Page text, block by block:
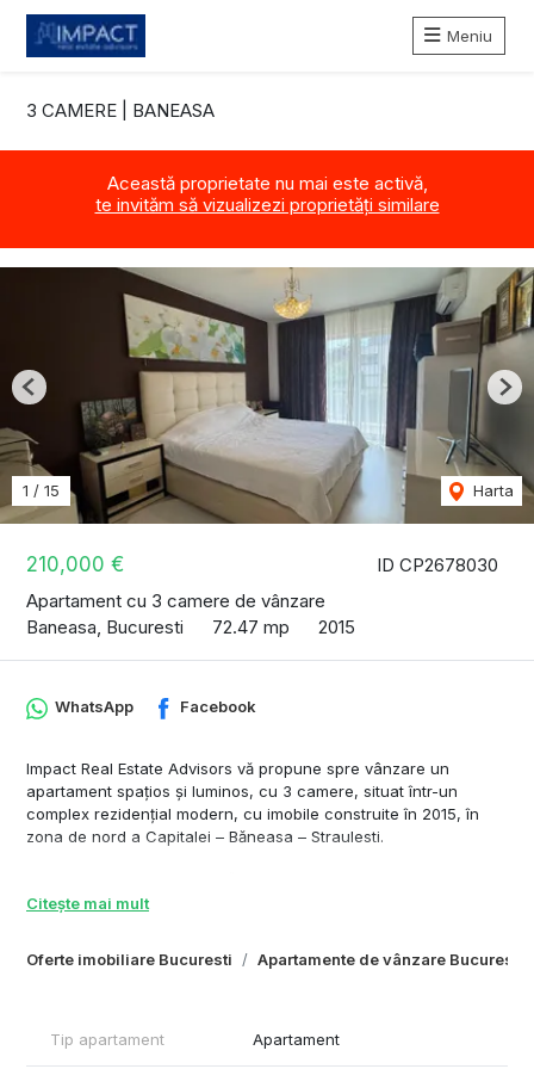
Meniu
3 CAMERE | BANEASA
Această proprietate nu mai este activă,
te invităm să vizualizezi proprietăți similare
ID CP2678030
210,000 €
Apartament cu 3 camere de vânzare
Baneasa, Bucuresti
72.47 mp 2015
1 / 15 Harta
Previous
Oferte imobiliare Bucuresti Apartamente de vânzare Bucuresti
WhatsApp Facebook
Impact Real Estate Advisors vă propune spre vânzare un
apartament spațios și luminos, cu 3 camere, situat într-un
complex rezidențial modern, cu imobile construite în 2015, în
zona de nord a Capitalei – Băneasa – Straulesti.
într-un cartier aerisit și liniștit. Complexul rezidențial se remarcă
confort urban.
mobilată se poate discuta separat. Se poate achizitiona si un
Citește mai mult
Tip apartament Apartament